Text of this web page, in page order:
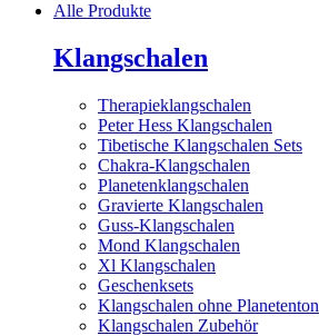
Alle Produkte
Klangschalen
Therapieklangschalen
Peter Hess Klangschalen
Tibetische Klangschalen Sets
Chakra-Klangschalen
Planetenklangschalen
Gravierte Klangschalen
Guss-Klangschalen
Mond Klangschalen
Xl Klangschalen
Geschenksets
Klangschalen ohne Planetenton
Klangschalen Zubehör